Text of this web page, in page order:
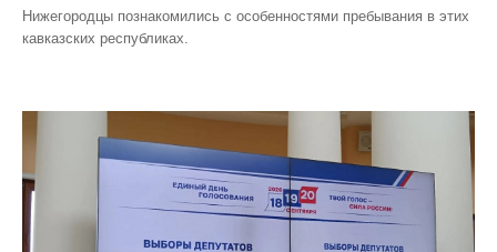
Нижегородцы познакомились с особенностями пребывания в этих
кавказских республиках.